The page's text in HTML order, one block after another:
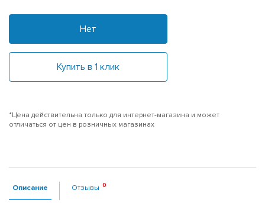
Нет
Купить в 1 клик
*Цена действительна только для интернет-магазина и может
отличаться от цен в розничных магазинах
Описание Отзывы